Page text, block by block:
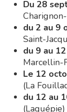
(La
du 12 au
(Laguépie)
du 16 au
de la
du 23 au
allées
Du 26 au
Dumas
du 30